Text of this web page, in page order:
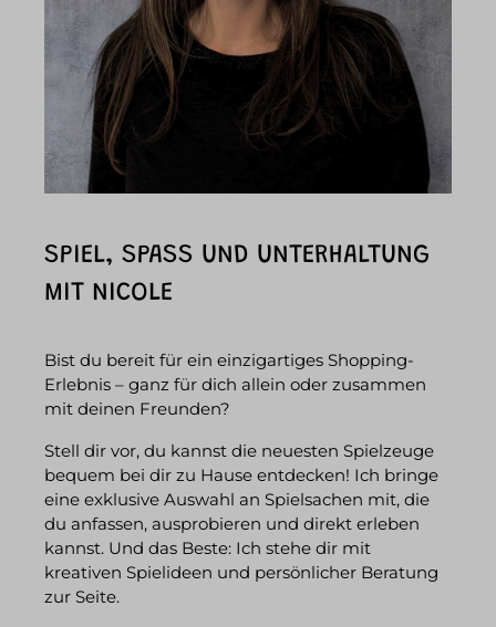
SPIEL, SPASS UND UNTERHALTUNG M
IT NICOLE
Bist du bereit für ein einzigartiges Shopping-
Erlebnis – ganz für dich allein oder zusammen
mit deinen Freunden?
Stell dir vor, du kannst die neuesten Spielzeuge
bequem bei dir zu Hause entdecken! Ich bringe
eine exklusive Auswahl an Spielsachen mit, die
du anfassen, ausprobieren und direkt erleben
kannst. Und das Beste: Ich stehe dir mit
kreativen Spielideen und persönlicher Beratung
zur Seite.